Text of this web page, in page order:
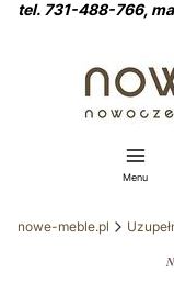
tel. 731-488-766,
Menu
nowe-meble.pl